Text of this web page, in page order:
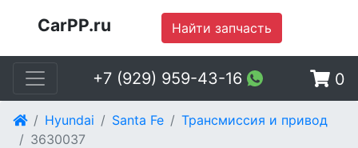
CarPP.ru Найти запчасть
+7 (929) 959-43-16 0
Hyundai Santa Fe
Трансмиссия и привод
3630037